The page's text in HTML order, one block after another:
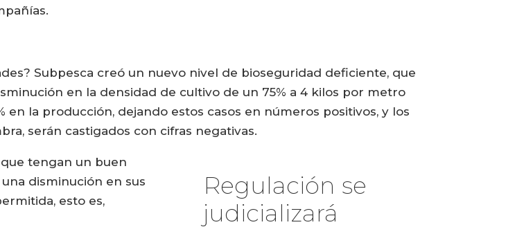
Subpesca creó un nuevo nivel de bioseguridad deficiente, que
en la densidad de cultivo de un 75% a 4 kilos por metro
en la producción, dejando estos casos en números positivos, y los
serán castigados con cifras negativas.
Regulación se
judicializará
que tengan un buen
disminución en sus
esto es,